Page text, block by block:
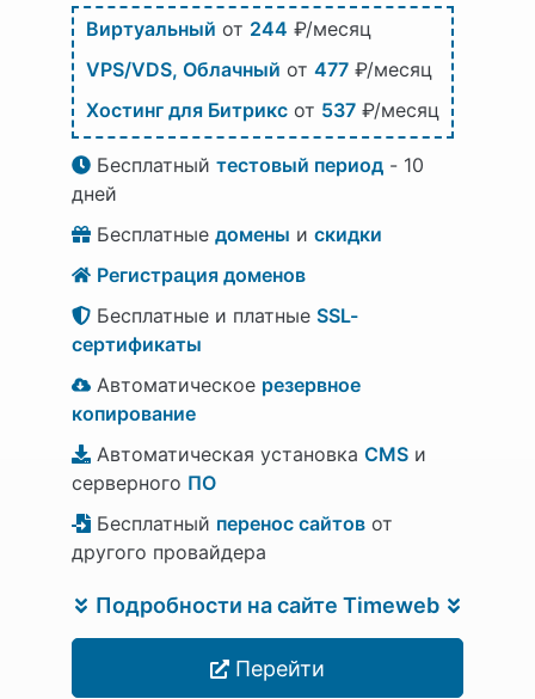
Виртуальный от 244 ₽/месяц
VPS/VDS, Облачный от 477 ₽/месяц
Хостинг для Битрикс от 537 ₽/месяц
Бесплатный тестовый период - 10
дней
Бесплатные домены и скидки
Регистрация доменов
Бесплатные и платные SSL-
сертификаты
Автоматическое резервное
копирование
Автоматическая установка CMS и
серверного ПО
Бесплатный перенос сайтов от
другого провайдера
Подробности на сайте Timeweb
Перейти